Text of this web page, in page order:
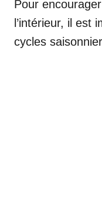
Pour
l’intérieur, il est
cycles